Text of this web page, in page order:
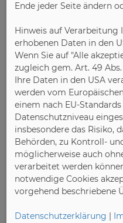
Deutsche
Ende jeder Seite ändern
Hinweis auf Verarbeitung
erhobenen Daten in den
Wenn Sie auf "Alle
zugleich gem. Art. 49 Abs.
Ihre Daten in den USA
werden vom
einem nach EU-
Datenschutzniveau
insbesondere das Risiko,
Behörden, zu Kontroll-
möglicherweise auch
verarbeitet werden
notwendige Cookies
vorgehend
Datenschutzerklärung |